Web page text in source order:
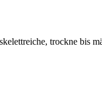
trockne bis